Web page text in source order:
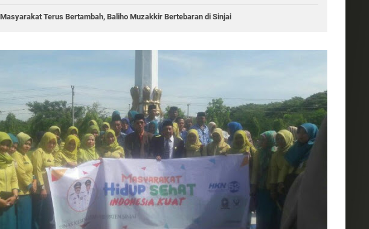
Terus Bertambah, Baliho Muzakkir Bertebaran di Sinjai